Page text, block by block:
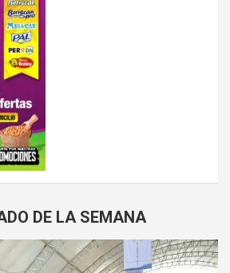
DE LA SEMANA